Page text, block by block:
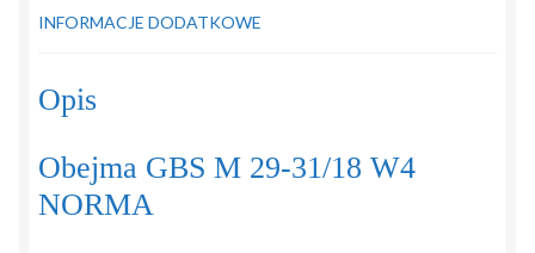
INFORMACJE DODATKOWE
Opis
Obejma GBS M 29-31/18 W4
NORMA